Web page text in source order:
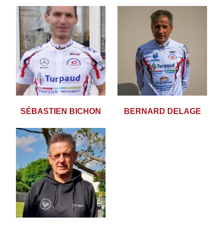
SÉBASTIEN BICHON BERNARD DELAGE